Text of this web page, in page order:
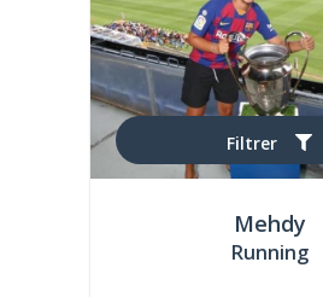
Filtrer
Mehdy
Running